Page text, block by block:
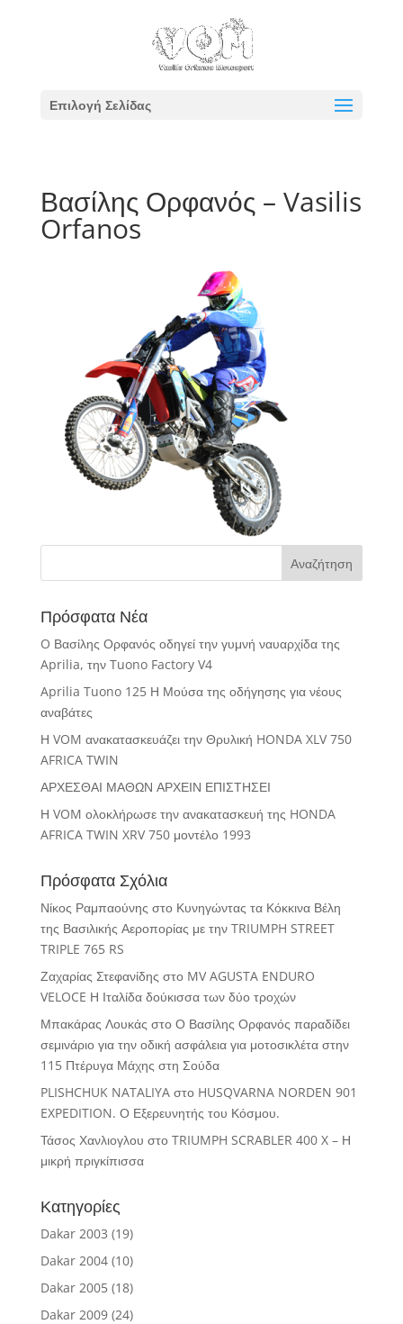
Επιλογή Σελίδας
Βασίλης Ορφανός – Vasilis
Orfanos
Πρόσφατα Νέα
O Βασίλης Ορφανός οδηγεί την γυμνή ναυαρχίδα της
Aprilia, την Tuono Factory V4
Aprilia Tuono 125 Η Μούσα της οδήγησης για νέους
αναβάτες
Η VOM ανακατασκευάζει την Θρυλική HONDA XLV 750
AFRICA TWIN
ΑΡΧΕΣΘΑΙ ΜΑΘΩΝ ΑΡΧΕΙΝ ΕΠΙΣΤΗΣΕΙ
Η VOM ολοκλήρωσε την ανακατασκευή της HONDA
AFRICA TWIN XRV 750 μοντέλο 1993
Πρόσφατα Σχόλια
Νίκος Ραμπαούνης στο Κυνηγώντας τα Κόκκινα Βέλη
της Βασιλικής Αεροπορίας με την TRIUMPH STREET
TRIPLE 765 RS
Ζαχαρίας Στεφανίδης στο MV AGUSTA ENDURO
VELOCE Η Ιταλίδα δούκισσα των δύο τροχών
Μπακάρας Λουκάς στο Ο Βασίλης Ορφανός παραδίδει
σεμινάριο για την οδική ασφάλεια για μοτοσικλέτα στην
115 Πτέρυγα Μάχης στη Σούδα
PLISHCHUK NATALIYAστο HUSQVARNA NORDEN 901
EXPEDITION. Ο Εξερευνητής του Κόσμου.
Τάσος Χανλιογλου στο TRIUMPH SCRABLER 400 X – Η
μικρή πριγκίπισσα
Κατηγορίες
Dakar 2003 (19)
Dakar 2004(10)
Dakar 2005(18)
Dakar 2009(24)